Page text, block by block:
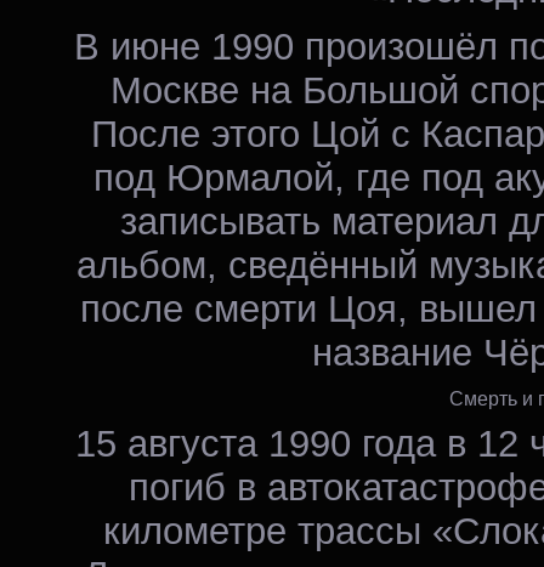
В июне 1990 произошёл
Москве на Большой
После этого Цой с
под Юрмалой, где под
записывать материал
альбом, сведённый
после смерти Цоя,
название
Смерть и
15 августа 1990 года в
погиб в
километре трассы